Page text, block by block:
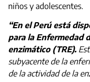
niños y adolescentes.
“En el Perú está
para la Enfermedad
enzimático (TRE).
subyacente de la
de la actividad de la